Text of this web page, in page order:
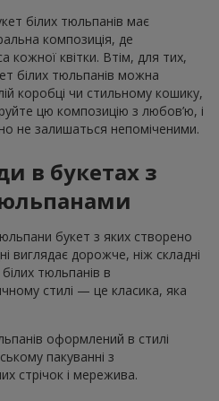
білих тюльпанів має
композиція, де
кожної квітки. Втім, для тих,
білих тюльпанів можна
коробці чи стильному кошику,
цю композицію з любов’ю, і
не залишаться непоміченими.
в букетах з
букет з яких створено
виглядає дорожче, ніж складні
тюльпанів в
стилі — це класика, яка
оформлений в стилі
пакуванні з
стрічок і мережива.